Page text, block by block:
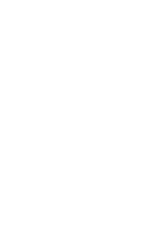
все изделия в
бренда.
для хранения,